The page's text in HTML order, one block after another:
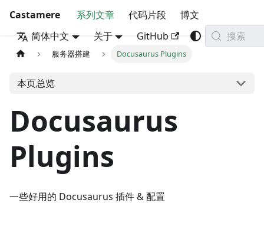
Castamere 系列文章 代码片段
博文
简体中文
关于 GitHub 搜索
服务器搭建 Docusaurus Plugins
本页总览
Docusaurus
Plugins
一些好用的 Docusaurus 插件 & 配置